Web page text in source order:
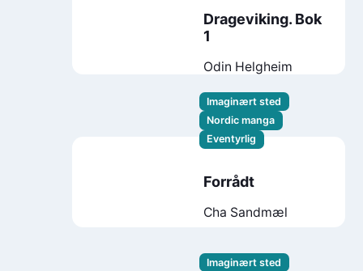
Drageviking. Bok
1
Odin Helgheim
Imaginært sted
Nordic manga
Eventyrlig
Forrådt
Cha Sandmæl
Imaginært sted